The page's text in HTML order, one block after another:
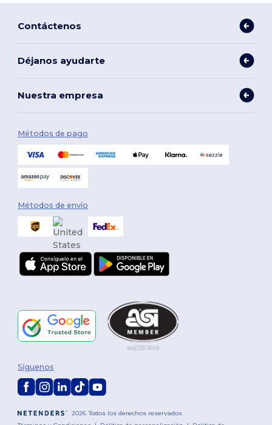
Contáctenos
Déjanos ayudarte
Nuestra empresa
Métodos de pago
Métodos de envío
2026. Todos los derechos reservados
Síguenos